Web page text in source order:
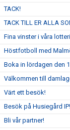
TACK!
TACK TILL ER ALLA
Fina vinster i våra
Höstfotboll med
Boka in lördagen den
Välkommen till
Värt ett besök!
Besök på Husiegård IP!
Bli vår partner!